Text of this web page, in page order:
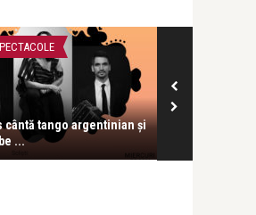
cântă tango argentinian și
...